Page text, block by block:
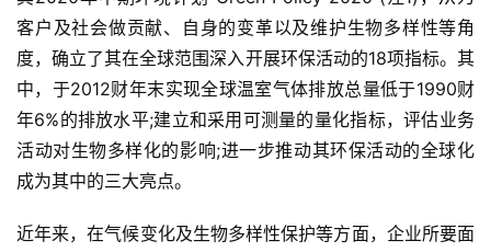
客户及社会做贡献、自身的变革以及维护生物多样性等角
度，确立了其在全球范围深入开展环保活动的18项指标。其
中，于2012财年末实现全球温室气体排放总量低于1990财
年6%的排放水平;建立和采用可测量的量化指标，评估业务
活动对生物多样化的影响;进一步推动其环保活动的全球化
成为其中的三大亮点。
近年来，在气候变化及生物多样性保护等方面，企业所要面